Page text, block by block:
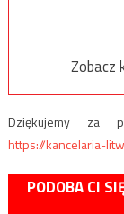
Zobacz
Dziękujemy za
https://kancelaria-
PODOBA CI